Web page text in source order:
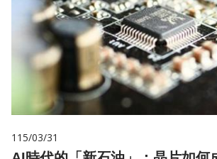
115/03/31